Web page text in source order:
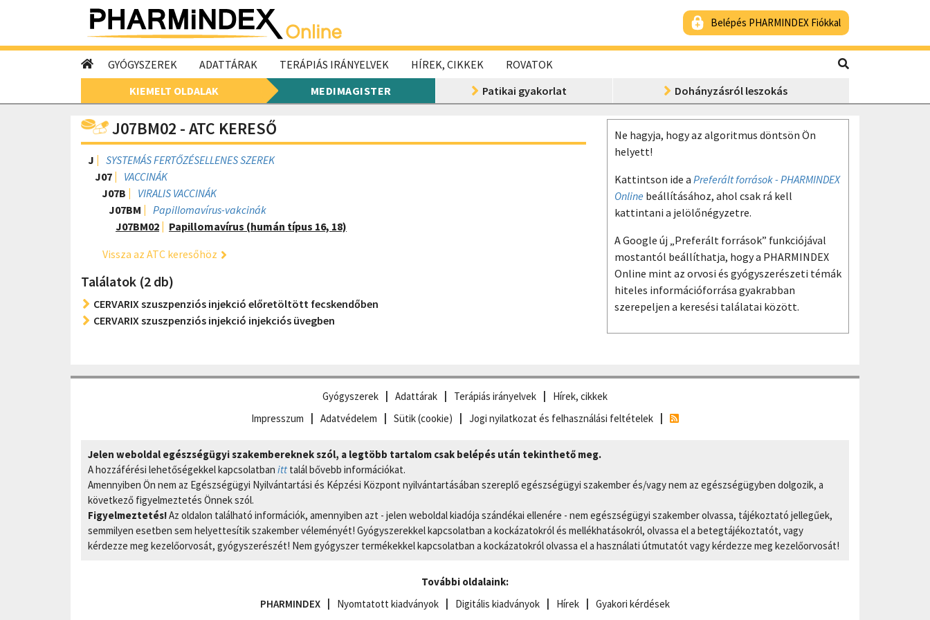
Belépés PHARMINDEX Fiókkal
GYÓGYSZEREK ADATTÁRAK TERÁPIÁS IRÁNYELVEK HÍREK, CIKKEK
ROVATOK
KIEMELT OLDALAK
MEDIMAGISTER Patikai gyakorlat Dohányzásról leszokás
J07BM02 - ATC KERESŐ
J
SYSTEMÁS FERTŐZÉSELLENES SZEREK
J07
VACCINÁK
J07B
VIRALIS VACCINÁK
J07BM
Papillomavírus-vakcinák
J07BM02
Papillomavírus (humán típus 16, 18)
Vissza az ATC keresőhöz
Találatok (2 db)
CERVARIX szuszpenziós injekció előretöltött fecskendőben
CERVARIX szuszpenziós injekció injekciós üvegben
Ne hagyja, hogy az algoritmus döntsön Ön
helyett!
Kattintson ide a Preferált források - PHARMINDEX
Online beállításához, ahol csak rá kell
kattintani a jelölőnégyzetre.
A Google új „Preferált források” funkciójával
mostantól beállíthatja, hogy a PHARMINDEX
Online mint az orvosi és gyógyszerészeti témák
hiteles információforrása gyakrabban
szerepeljen a keresési találatai között.
Gyógyszerek Adattárak Terápiás irányelvek
Hírek, cikkek
Impresszum
Adatvédelem Sütik (cookie) Jogi nyilatkozat és felhasználási feltételek
Jelen weboldal egészségügyi szakembereknek szól, a legtöbb tartalom csak belépés után tekinthető meg.
A hozzáférési lehetőségekkel kapcsolatban itt talál bővebb információkat.
Amennyiben Ön nem az Egészségügyi Nyilvántartási és Képzési Központ nyilvántartásában szereplő egészségügyi szakember és/vagy nem az egészségügyben dolgozik, a
következő figyelmeztetés Önnek szól.
Figyelmeztetés!Az oldalon található információk, amennyiben azt - jelen weboldal kiadója szándékai ellenére - nem egészségügyi szakember olvassa, tájékoztató jellegűek,
semmilyen esetben sem helyettesítik szakember véleményét! Gyógyszerekkel kapcsolatban a kockázatokról és mellékhatásokról, olvassa el a betegtájékoztatót, vagy
kérdezze meg kezelőorvosát, gyógyszerészét! Nem gyógyszer termékekkel kapcsolatban a kockázatokról olvassa el a használati útmutatót vagy kérdezze meg kezelőorvosát!
További oldalaink:
PHARMINDEX
Nyomtatott kiadványok Digitális kiadványok Hírek Gyakori kérdések